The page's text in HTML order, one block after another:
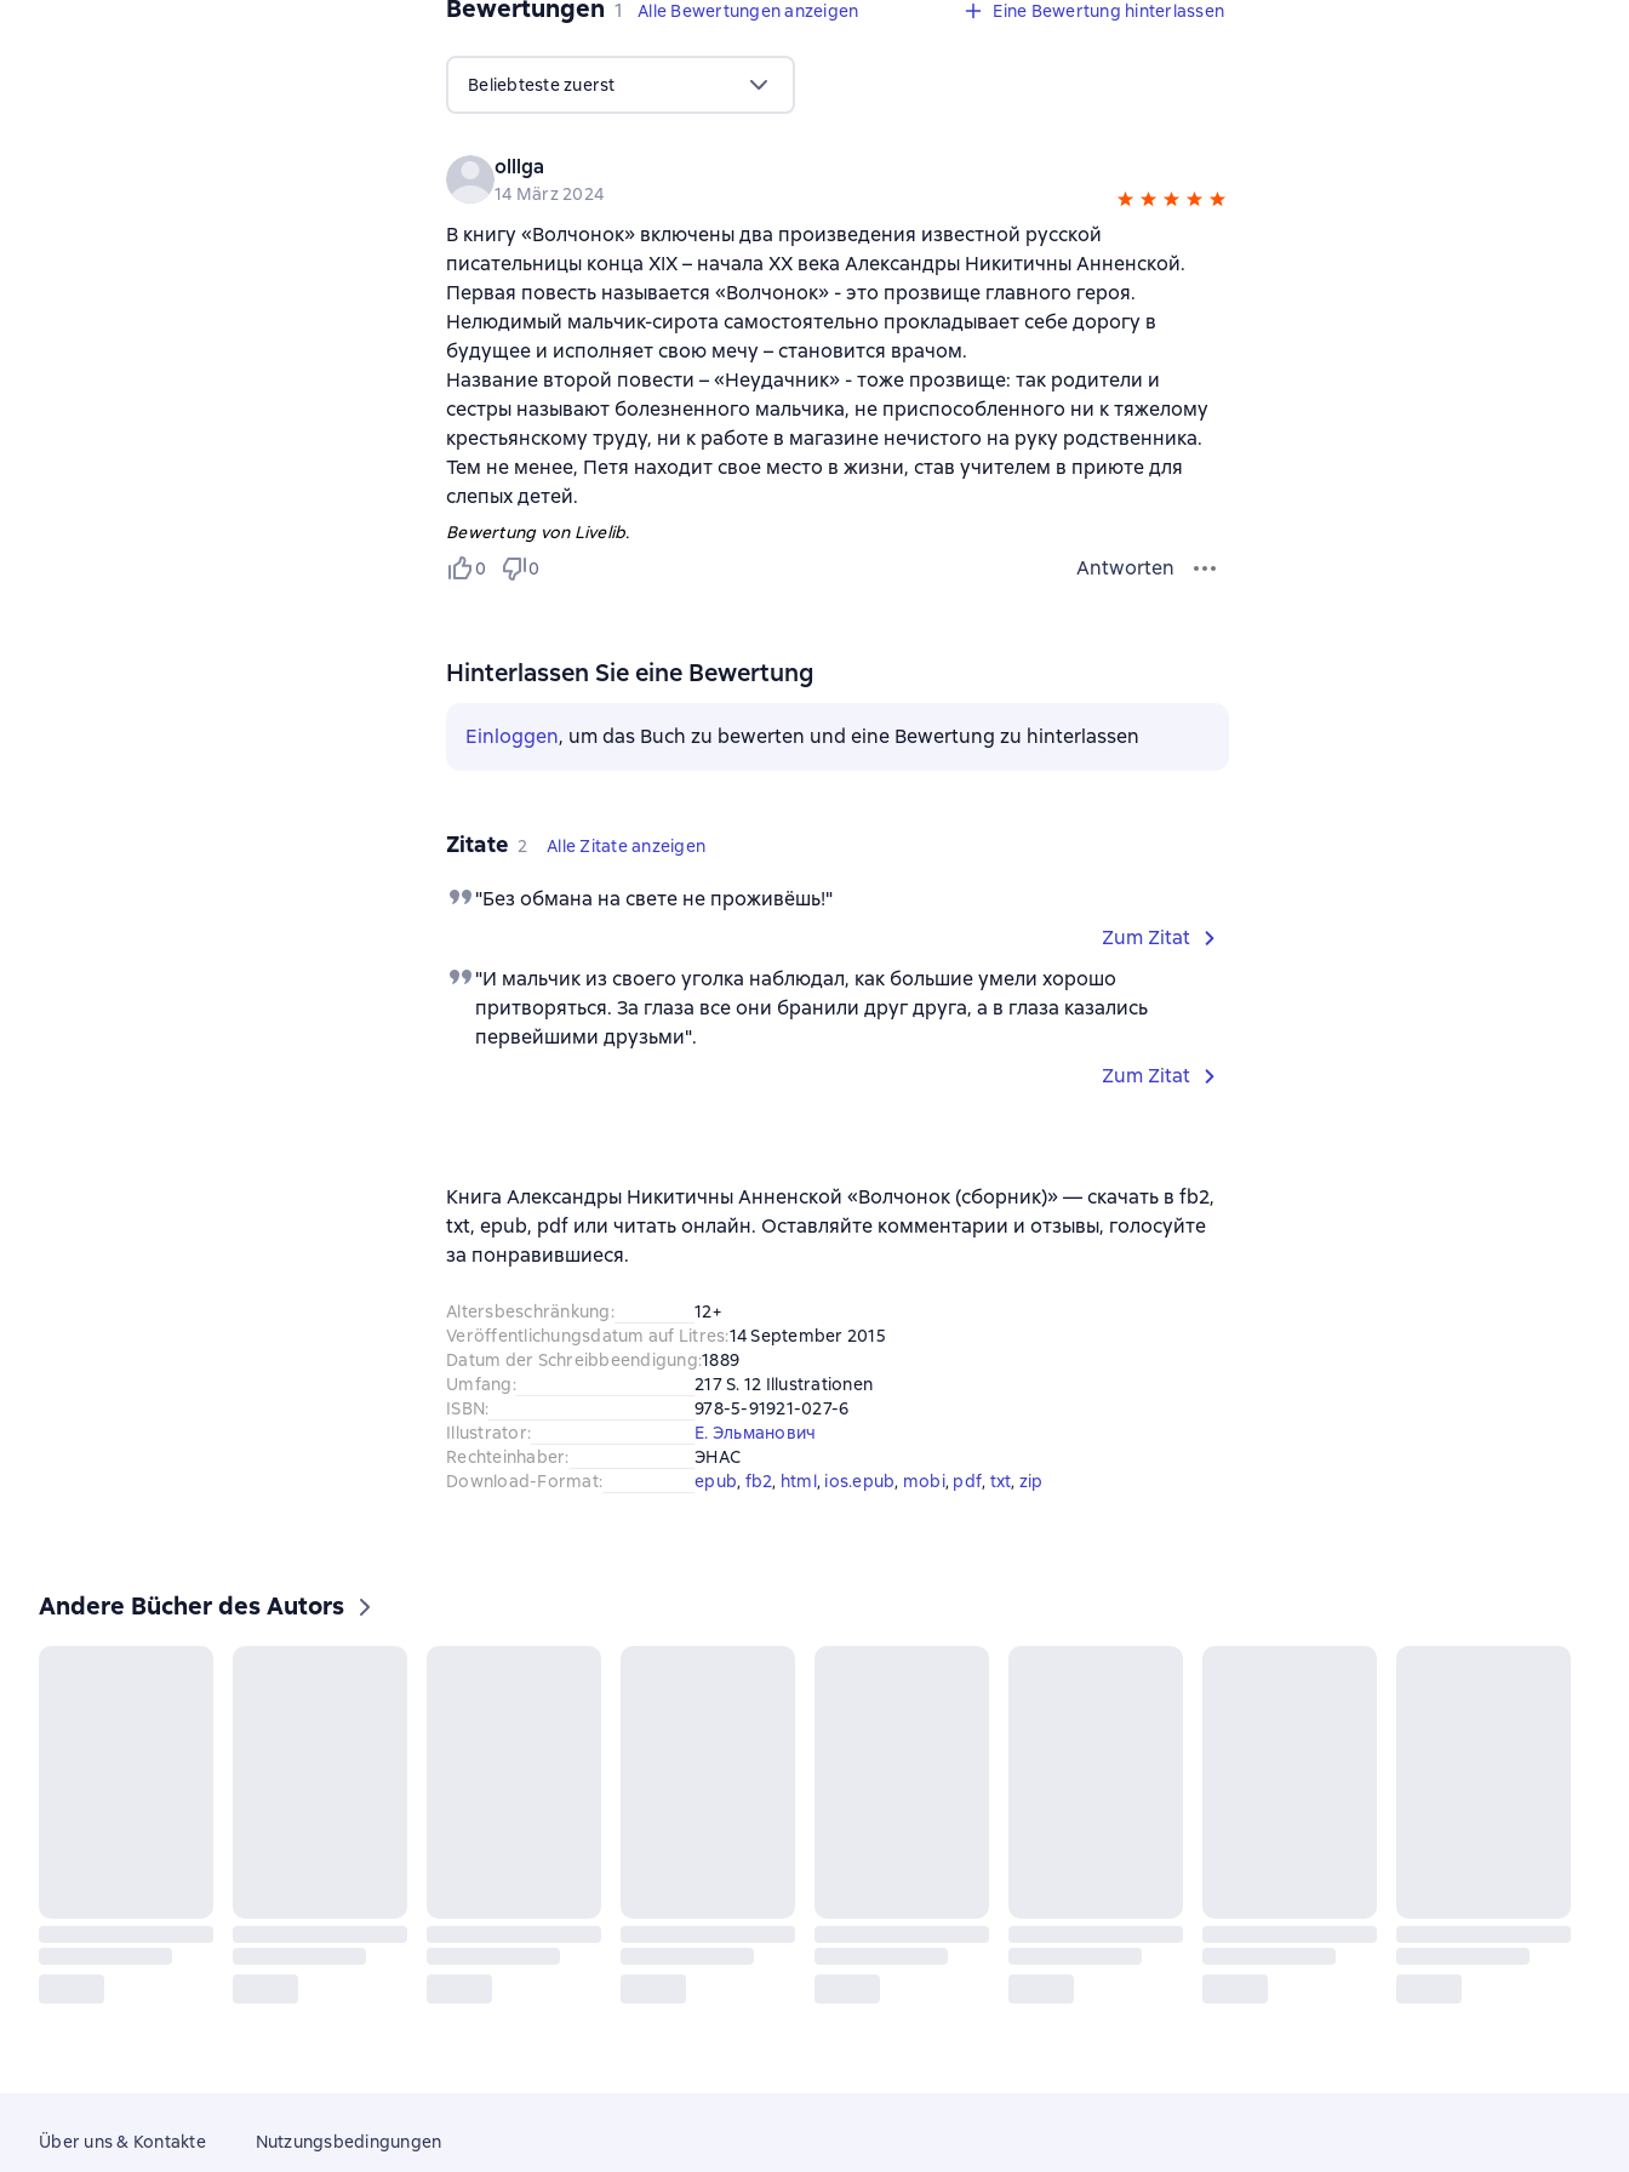
Bewertungen 1 Bewertung
1 Alle Bewertungen anzeigen Eine Bewertung hinterlassen
Beliebteste zuerst
olllga
14 März 2024
В книгу «Волчонок» включены два произведения известной русской
писательницы конца XIX – начала ХХ века Александры Никитичны Анненской.
Первая повесть называется «Волчонок» - это прозвище главного героя.
Нелюдимый мальчик-сирота самостоятельно прокладывает себе дорогу в
будущее и исполняет свою мечу – становится врачом.
Название второй повести – «Неудачник» - тоже прозвище: так родители и
сестры называют болезненного мальчика, не приспособленного ни к тяжелому
крестьянскому труду, ни к работе в магазине нечистого на руку родственника.
Тем не менее, Петя находит свое место в жизни, став учителем в приюте для
слепых детей.
Bewertung von Livelib.
0
0 Antworten
Hinterlassen Sie eine Bewertung
Einloggen, um das Buch zu bewerten und eine Bewertung zu hinterlassen
Zitate 2 Alle Zitate anzeigen
"Без обмана на свете не проживёшь!"
Zum Zitat
"И мальчик из своего уголка наблюдал, как большие умели хорошо
притворяться. За глаза все они бранили друг друга, а в глаза казались
первейшими друзьми".
Zum Zitat
Книга Александры Никитичны Анненской «Волчонок (сборник)» — скачать в fb2,
txt, epub, pdf или читать онлайн. Оставляйте комментарии и отзывы, голосуйте
за понравившиеся.
Altersbeschränkung:
12+
Veröffentlichungsdatum auf Litres:14 September 2015
Datum der Schreibbeendigung:1889
Umfang:
217 S. 12 Illustrationen
ISBN:
978-5-91921-027-6
Illustrator:
Е. Эльманович
Rechteinhaber:
ЭНАС
Download-Format: epub, fb2, html, ios.epub, mobi, pdf, txt, zip
Andere Bücher des Autors
Über uns & Kontakte
Nutzungsbedingungen